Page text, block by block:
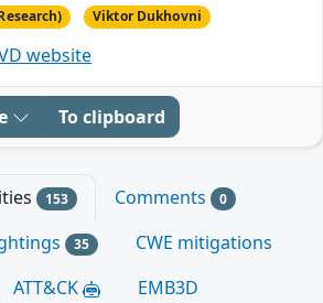
Viktor Dukhovni
website
To clipboard
153 Comments 0
35
CWE mitigations
ATT&CK EMB3D